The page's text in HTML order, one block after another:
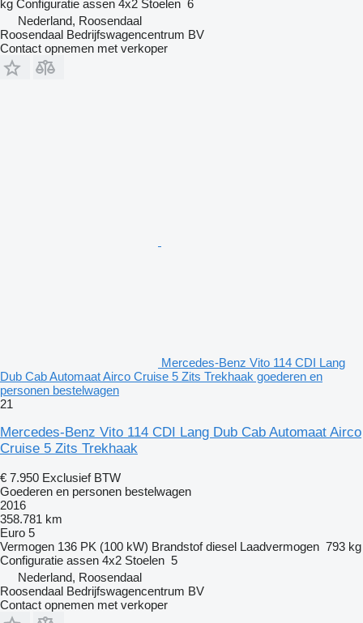
kg Configuratie assen 4x2 Stoelen 6
Nederland, Roosendaal
Roosendaal Bedrijfswagencentrum BV
Contact opnemen met verkoper
Mercedes-Benz Vito 114 CDI Lang
Dub Cab Automaat Airco Cruise 5 Zits Trekhaak goederen en
personen bestelwagen
21
Mercedes-Benz Vito 114 CDI Lang Dub Cab Automaat Airco
Cruise 5 Zits Trekhaak
€ 7.950 Exclusief BTW
Goederen en personen bestelwagen
2016
358.781 km
Euro 5
Vermogen 136 PK (100 kW) Brandstof diesel Laadvermogen 793 kg
Configuratie assen 4x2 Stoelen 5
Nederland, Roosendaal
Roosendaal Bedrijfswagencentrum BV
Contact opnemen met verkoper